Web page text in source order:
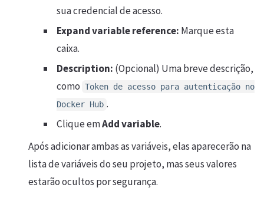
sua credencial de acesso.
Expand variable reference: Marque esta
caixa.
Description: (Opcional) Uma breve descrição,
como Token de acesso para autenticação no
Docker Hub .
Clique emAdd variable.
Após adicionar ambas as variáveis, elas aparecerão na
lista de variáveis do seu projeto, mas seus valores
estarão ocultos por segurança.